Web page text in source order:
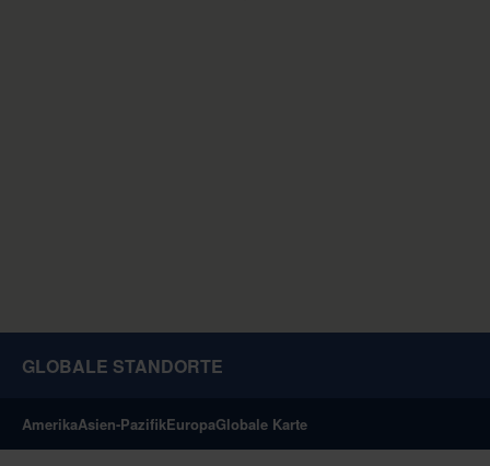
GLOBALE STANDORTE
AmerikaAsien-PazifikEuropaGlobale Karte